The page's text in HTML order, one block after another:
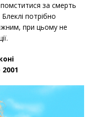
за смерть
потрібно
при цьому не